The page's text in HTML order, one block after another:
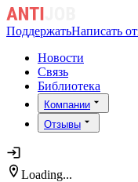
ПоддержатьНаписать
Новости
Связь
Библиотека
Компании
Отзывы
Loading...